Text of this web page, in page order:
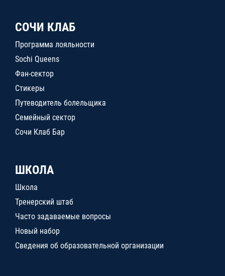
СОЧИ КЛАБ
Программа лояльности
Sochi Queens
Фан-сектор
Стикеры
Путеводитель болельщика
Семейный сектор
Сочи Клаб Бар
ШКОЛА
Школа
Тренерский штаб
Часто задаваемые вопросы
Новый набор
Сведения об образовательной организации